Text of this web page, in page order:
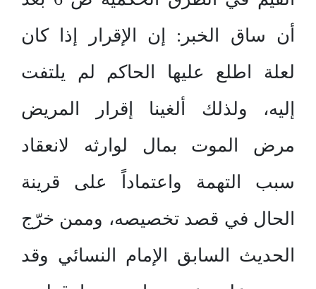
أن ساق الخبر: إن الإقرار إذا كان
لعلة اطلع عليها الحاكم لم يلتفت
إليه، ولذلك ألغينا إقرار المريض
مرض الموت بمال لوارثه لانعقاد
سبب التهمة واعتماداً على قرينة
الحال في قصد تخصيصه، وممن خرّج
الحديث السابق الإمام النسائي وقد